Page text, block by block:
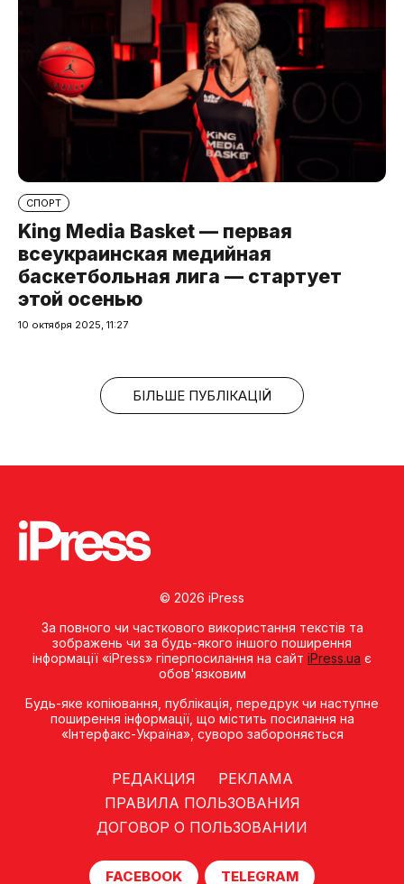
СПОРТ
King Media Basket — первая
всеукраинская медийная
баскетбольная лига — стартует
этой осенью
10 октября 2025, 11:27
БІЛЬШЕ ПУБЛІКАЦІЙ
© 2026 iPress
За повного чи часткового використання текстів та
зображень чи за будь-якого іншого поширення
інформації «iPress» гіперпосилання на сайт iPress.ua є
обов'язковим
Будь-яке копiювання, публiкацiя, передрук чи наступне
поширення iнформацiї, що мiстить посилання на
«Iнтерфакс-Україна», суворо забороняється
РЕДАКЦИЯ
РЕКЛАМА
ПРАВИЛА ПОЛЬЗОВАНИЯ
ДОГОВОР О ПОЛЬЗОВАНИИ
FACEBOOK TELEGRAM